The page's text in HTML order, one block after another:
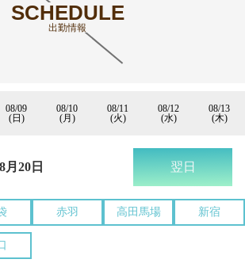
SCHEDULE
出勤情報
08/09
(日)
08/10
(月)
08/11
(火)
08/12
(水)
08/13
(木)
月20日 翌日
赤羽 高田馬場 新宿